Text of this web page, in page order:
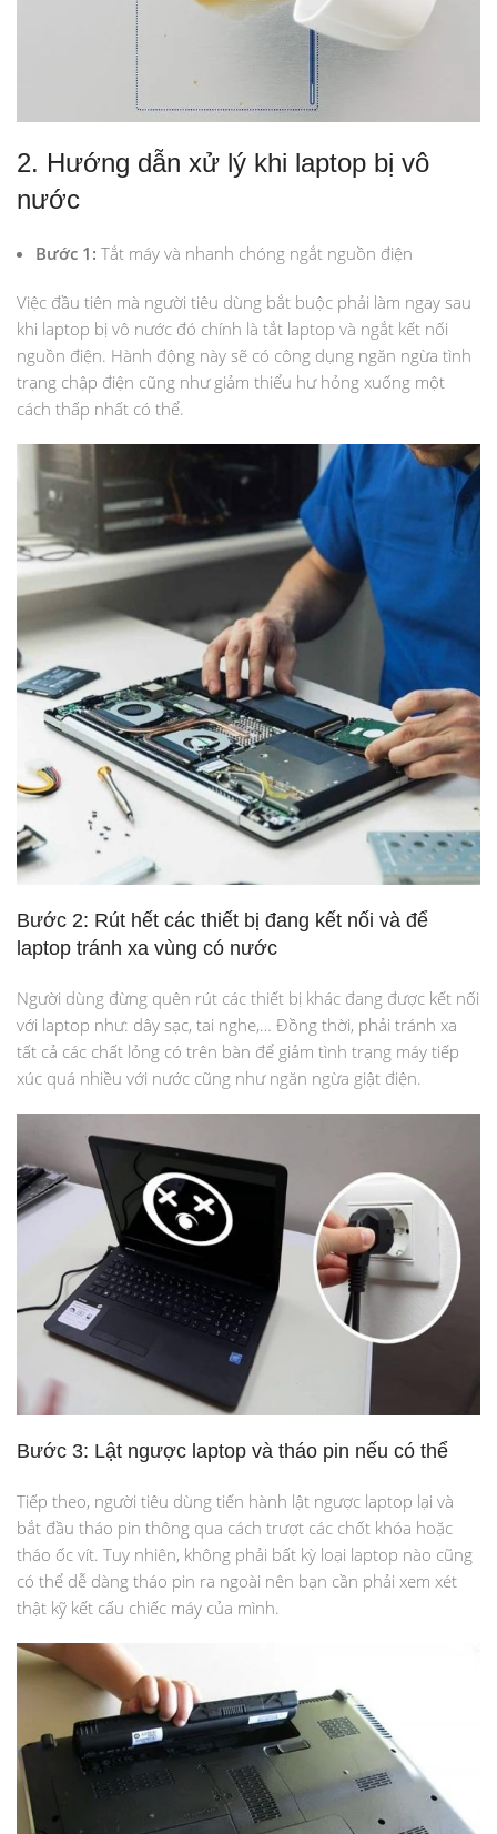
2. Hướng dẫn xử lý khi laptop bị vô
nước
Bước 1: Tắt máy và nhanh chóng ngắt nguồn điện
Việc đầu tiên mà người tiêu dùng bắt buộc phải làm ngay sau
khi laptop bị vô nước đó chính là tắt laptop và ngắt kết nối
nguồn điện. Hành động này sẽ có công dụng ngăn ngừa tình
trạng chập điện cũng như giảm thiểu hư hỏng xuống một
cách thấp nhất có thể.
Bước 2: Rút hết các thiết bị đang kết nối và để
laptop tránh xa vùng có nước
Người dùng đừng quên rút các thiết bị khác đang được kết nối
với laptop như: dây sạc, tai nghe,… Đồng thời, phải tránh xa
tất cả các chất lỏng có trên bàn để giảm tình trạng máy tiếp
xúc quá nhiều với nước cũng như ngăn ngừa giật điện.
Bước 3: Lật ngược laptop và tháo pin nếu có thể
Tiếp theo, người tiêu dùng tiến hành lật ngược laptop lại và
bắt đầu tháo pin thông qua cách trượt các chốt khóa hoặc
tháo ốc vít. Tuy nhiên, không phải bất kỳ loại laptop nào cũng
có thể dễ dàng tháo pin ra ngoài nên bạn cần phải xem xét
thật kỹ kết cấu chiếc máy của mình.